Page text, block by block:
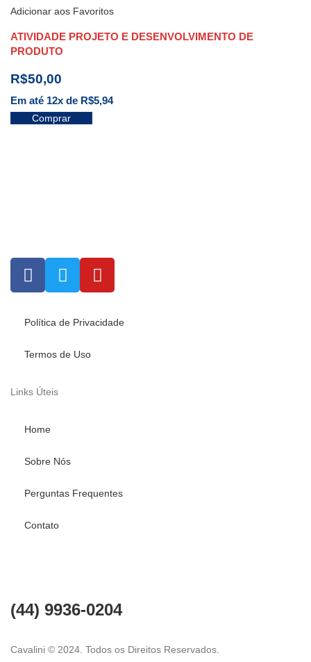
Adicionar aos Favoritos
ATIVIDADE PROJETO E DESENVOLVIMENTO DE
PRODUTO
R$50,00
Em até 12x de R$5,94
Comprar
Política de Privacidade
Termos de Uso
Links Úteis
Home
Sobre Nós
Perguntas Frequentes
Contato
(44) 9936-0204
Cavalini © 2024. Todos os Direitos Reservados.